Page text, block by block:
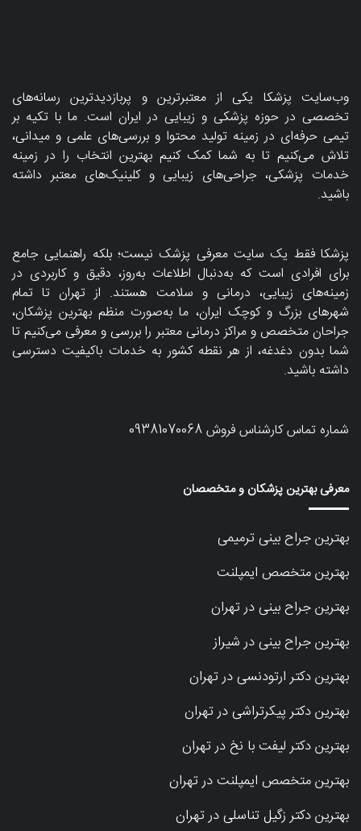
وب‌سایت پزشکا یکی از معتبرترین و پربازدیدترین رسانه‌های
تخصصی در حوزه پزشکی و زیبایی در ایران است. ما با تکیه بر
تیمی حرفه‌ای در زمینه تولید محتوا و بررسی‌های علمی و میدانی،
تلاش می‌کنیم تا به شما کمک کنیم بهترین انتخاب را در زمینه
خدمات پزشکی، جراحی‌های زیبایی و کلینیک‌های معتبر داشته
باشید.
پزشکا فقط یک سایت معرفی پزشک نیست؛ بلکه راهنمایی جامع
برای افرادی است که به‌دنبال اطلاعات به‌روز، دقیق و کاربردی در
زمینه‌های زیبایی، درمانی و سلامت هستند. از تهران تا تمام
شهرهای بزرگ و کوچک ایران، ما به‌صورت منظم بهترین پزشکان،
جراحان متخصص و مراکز درمانی معتبر را بررسی و معرفی می‌کنیم تا
شما بدون دغدغه، از هر نقطه کشور به خدمات باکیفیت دسترسی
داشته باشید.
شماره تماس کارشناس فروش09381070068
معرفی بهترین پزشکان و متخصصان
بهترین جراح بینی ترمیمی
بهترین متخصص ایمپلنت
بهترین جراح بینی در تهران
بهترین جراح بینی در شیراز
بهترین دکتر ارتودنسی در تهران
بهترین دکتر پیکرتراشی در تهران
بهترین دکتر لیفت با نخ در تهران
بهترین متخصص ایمپلنت در تهران
بهترین دکتر زگیل تناسلی در تهران